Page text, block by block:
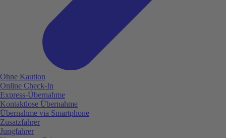
Ohne Kaution
Online Check-In
Express-Übernahme
Kontaktlose Übernahme
Übernahme via Smartphone
Zusatzfahrer
Jungfahrer